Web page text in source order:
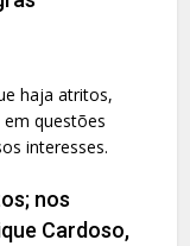
haja atritos,
questões
interesses.
nos
Cardoso,